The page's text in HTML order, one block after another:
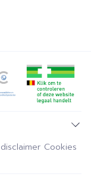
Cookies